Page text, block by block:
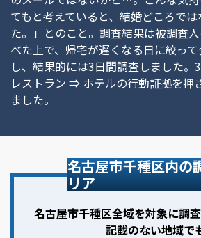
てもと考えていると、結婚どころで
た。」とのこと。調査結果は被調査
べた上で、帰宅が遅くなる日に絞っ
し、結果的には3日間調査しました。
レストラン ⇒ ホテルの行動証拠を押
ました。
名古屋市千種区内の
リア
名古屋市千種区全域を対象に調査
記載のない地域で